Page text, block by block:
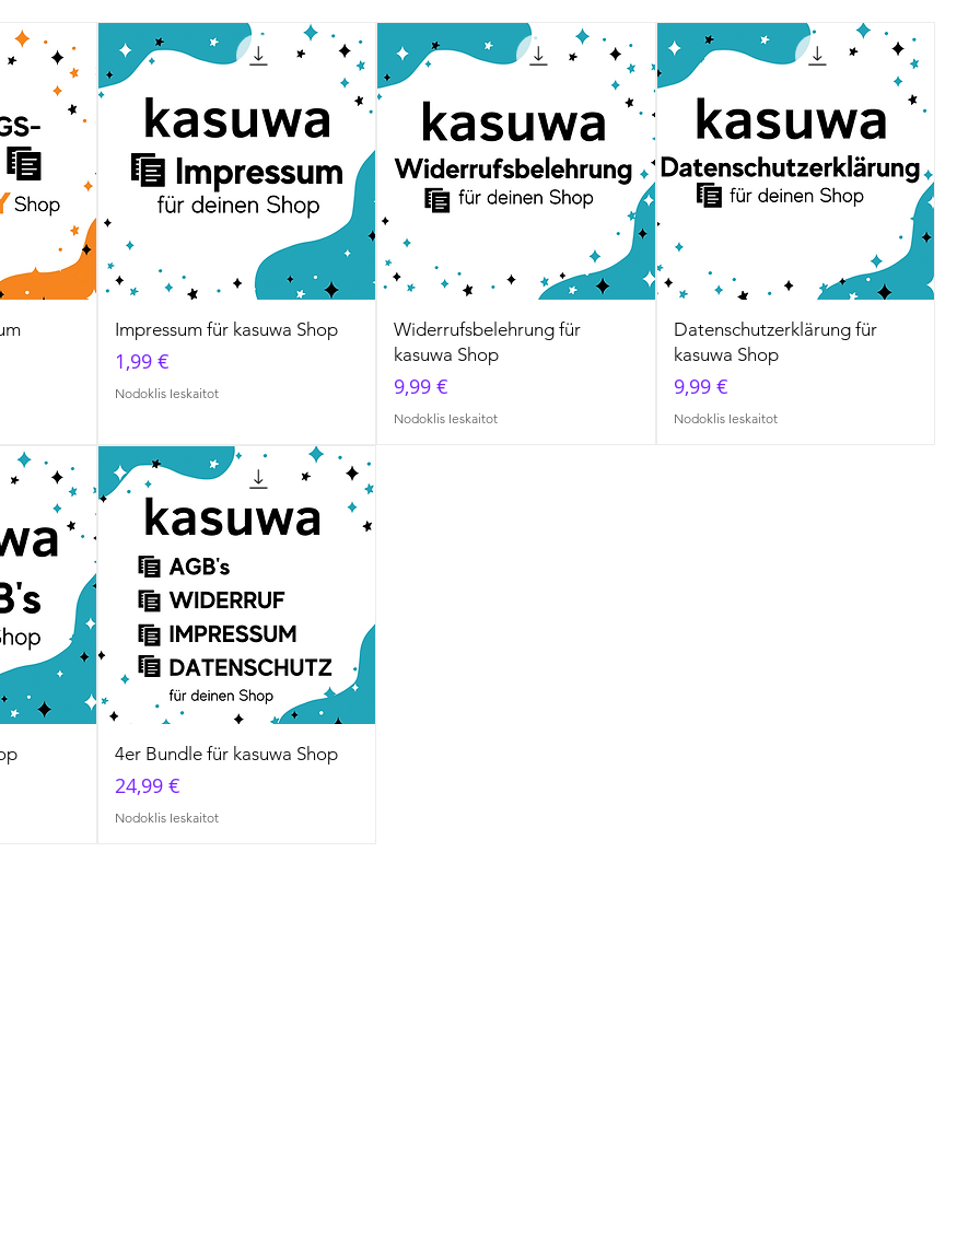
Impressum für kasuwa Shop
Cena
1,99 €
Nodoklis Ieskaitot
Widerrufsbelehrung für
kasuwa Shop
Cena
9,99 €
Nodoklis Ieskaitot
Datenschutzerklärung für
kasuwa Shop
Cena
9,99 €
Nodoklis Ieskaitot
4er Bundle für kasuwa Shop
Cena
24,99 €
Nodoklis Ieskaitot